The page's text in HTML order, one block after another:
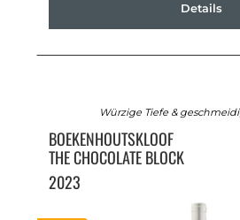
Details
Würzige Tiefe &
BOEKENHOUTSKLOOF
THE CHOCOLATE BLOCK
2023